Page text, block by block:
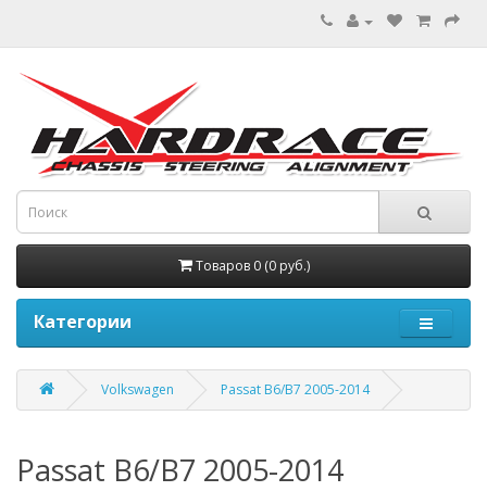
Товаров 0 (0 руб.)
Категории
Volkswagen Passat B6/B7 2005-2014
Passat B6/B7 2005-2014